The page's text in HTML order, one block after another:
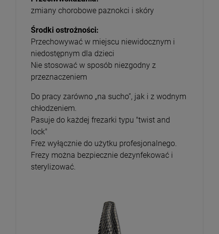
zmiany chorobowe paznokci i skóry
Środki ostrożności:
Przechowywać w miejscu niewidocznym i
niedostępnym dla dzieci
Nie stosować w sposób niezgodny z
przeznaczeniem
Do pracy zarówno „na sucho”, jak i z wodnym
chłodzeniem.
Pasuje do każdej frezarki typu "twist and
lock"
Frez wyłącznie do użytku profesjonalnego.
Frezy można bezpiecznie dezynfekować i
sterylizować.